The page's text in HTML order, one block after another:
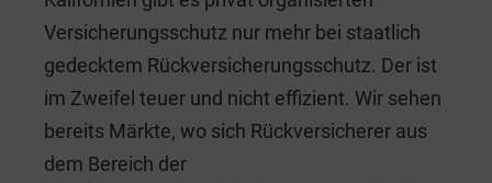
Versicherungsschutz nur mehr bei staatlich
gedecktem Rückversicherungsschutz. Der ist
im Zweifel teuer und nicht effizient. Wir sehen
bereits Märkte, wo sich Rückversicherer aus
dem Bereich der